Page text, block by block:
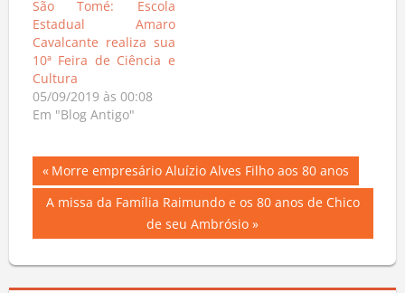
São Tomé: Escola
Estadual Amaro
Cavalcante realiza sua
10ª Feira de Ciência e
Cultura
05/09/2019 às 00:08
Em "Blog Antigo"
Navegação
de
Post
Previous
Post:
Morre empresário Aluízio Alves Filho aos 80 anos
Next
A missa da Família Raimundo e os 80 anos de Chico
de seu Ambrósio